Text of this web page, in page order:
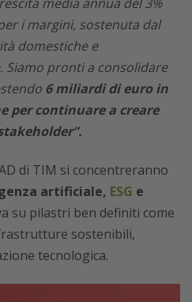
i margini, sostenuta dal
domestiche e
Siamo pronti a consolidare
6 miliardi di euro in
per continuare a creare
di TIM si concentreranno
artificiale, ESG e
su pilastri ben definiti come
sostenibili,
tecnologica.